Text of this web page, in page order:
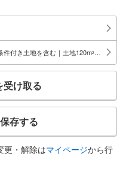
件付き土地を含む｜土地120m2 以上
受け取る
存する
更・解除はマイページから行